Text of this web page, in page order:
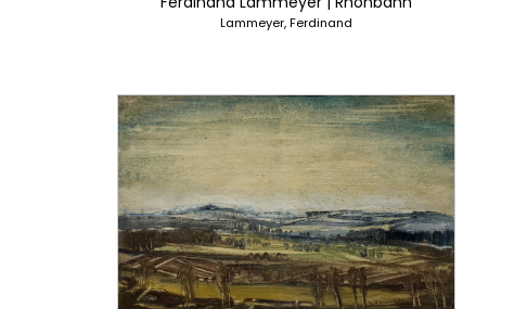
Lammeyer, Ferdinand